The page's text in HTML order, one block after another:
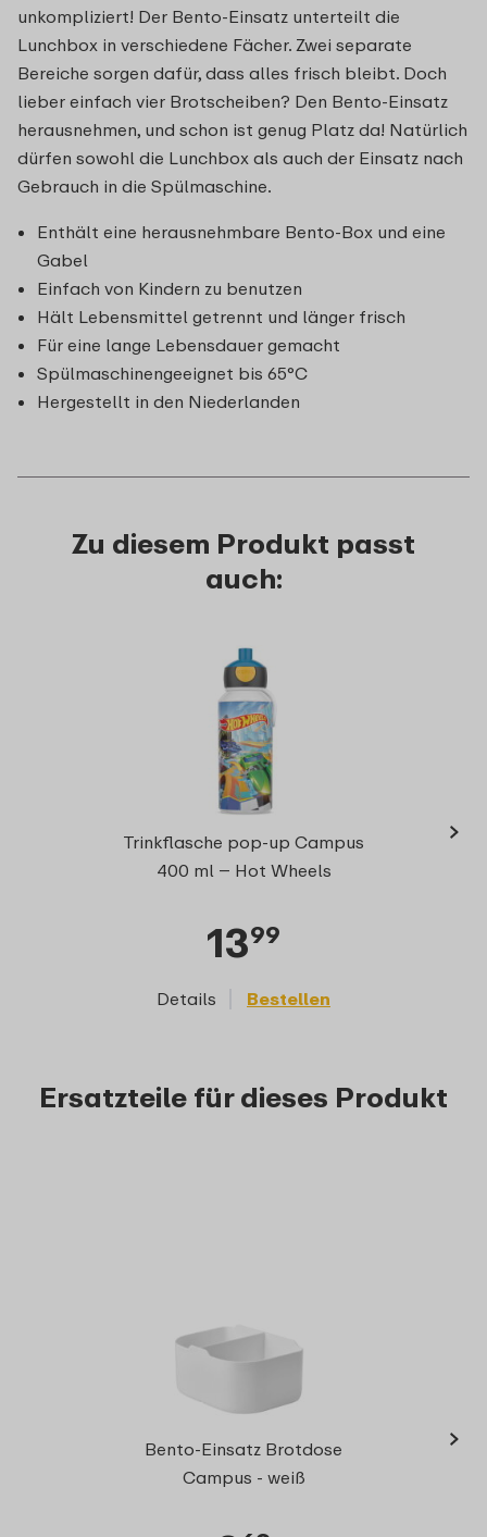
unkompliziert! Der Bento-Einsatz unterteilt die
Lunchbox in verschiedene Fächer. Zwei separate
Bereiche sorgen dafür, dass alles frisch bleibt. Doch
lieber einfach vier Brotscheiben? Den Bento-Einsatz
herausnehmen, und schon ist genug Platz da! Natürlich
dürfen sowohl die Lunchbox als auch der Einsatz nach
Gebrauch in die Spülmaschine.
Enthält eine herausnehmbare Bento‑Box und eine
Gabel
Einfach von Kindern zu benutzen
Hält Lebensmittel getrennt und länger frisch
Für eine lange Lebensdauer gemacht
Spülmaschinengeeignet bis 65°C
Hergestellt in den Niederlanden
Zu diesem Produkt passt
auch:
Trinkflasche pop-up Campus
400 ml – Hot Wheels
1399
Details Bestellen
›
Ersatzteile für dieses Produkt
Bento-Einsatz Brotdose
Campus - weiß
›